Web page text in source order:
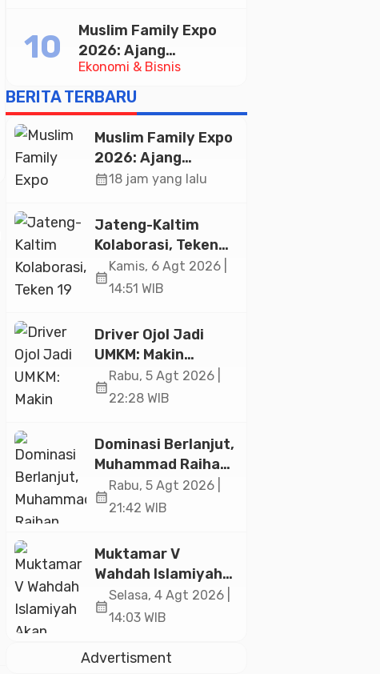
Taekwondo Indonesia
Open 2026
Ekonomi & Bisnis
Muslim Family Expo
2026: Ajang
Silaturahim dan
Kebangkitan Ekonomi
Halal di Jakarta
BERITA TERBARU
Muslim Family Expo
2026: Ajang
Silaturahim dan
Ekonomi Halal di
Jakarta
calendar_month18 jam yang lalu
Jateng-Kaltim
Kolaborasi, Teken
19 Kerja Sama
Ekonomi Senilai Rp
calendar_month
Kamis, 6 Agt 2026 |
14:51 WIB
Driver Ojol Jadi
UMKM: Makin
Sejahtera atau
Merana? Ini
Paramadina
calendar_month
Rabu, 5 Agt 2026 |
22:28 WIB
Dominasi Berlanjut,
Muhammad Raihan
Fadila Sabet Emas
Kyorugi di Asian
Indonesia Open
2026
calendar_month
Rabu, 5 Agt 2026 |
21:42 WIB
Muktamar V
Wahdah Islamiyah
Akan Kukuhkan
10.000 Guru Al-
Istiqlal
calendar_month
Selasa, 4 Agt 2026 |
14:03 WIB
Advertisment